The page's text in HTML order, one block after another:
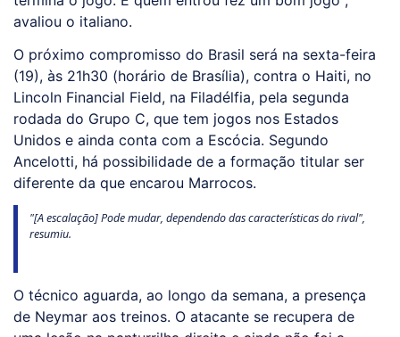
avaliou o italiano.
O próximo compromisso do Brasil será na sexta-feira
(19), às 21h30 (horário de Brasília), contra o Haiti, no
Lincoln Financial Field, na Filadélfia, pela segunda
rodada do Grupo C, que tem jogos nos Estados
Unidos e ainda conta com a Escócia. Segundo
Ancelotti, há possibilidade de a formação titular ser
diferente da que encarou Marrocos.
"[A escalação] Pode mudar, dependendo das características do rival",
resumiu.
O técnico aguarda, ao longo da semana, a presença
de Neymar aos treinos. O atacante se recupera de